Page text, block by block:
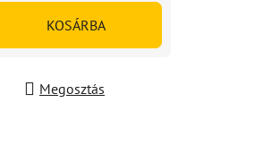
KOSÁRBA
Megosztás